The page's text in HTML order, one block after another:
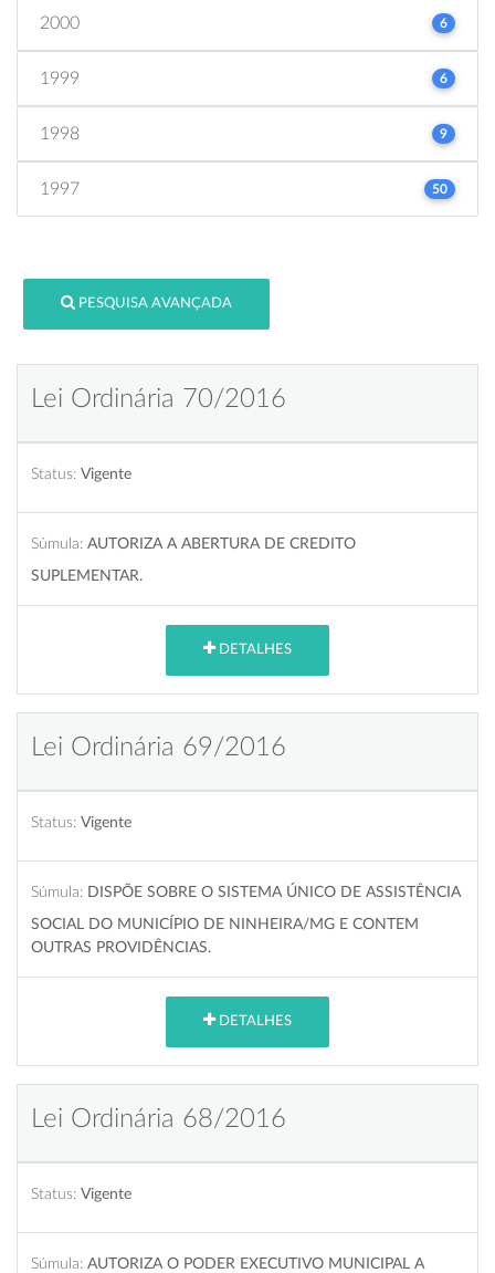
2000 6
1999 6
1998 9
1997 50
PESQUISA AVANÇADA
Lei Ordinária 70/2016
Status: Vigente
Súmula: AUTORIZA A ABERTURA DE CREDITO
SUPLEMENTAR.
DETALHES
Lei Ordinária 69/2016
Status: Vigente
Súmula: DISPÕE SOBRE O SISTEMA ÚNICO DE ASSISTÊNCIA
SOCIAL DO MUNICÍPIO DE NINHEIRA/MG E CONTEM
OUTRAS PROVIDÊNCIAS.
DETALHES
Lei Ordinária 68/2016
Status: Vigente
Súmula: AUTORIZA O PODER EXECUTIVO MUNICIPAL A